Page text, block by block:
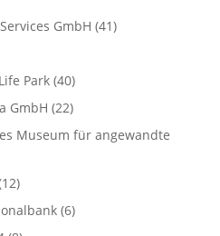
GmbH (41)
Park(40)
GmbH (22)
Museum für angewandte
(6)